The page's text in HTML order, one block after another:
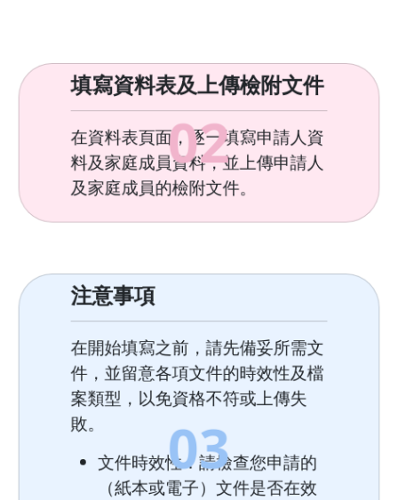
02
填寫資料表及上傳檢附文件
在資料表頁面，逐一填寫申請人資
料及家庭成員資料，並上傳申請人
及家庭成員的檢附文件。
03
注意事項
在開始填寫之前，請先備妥所需文
件，並留意各項文件的時效性及檔
案類型，以免資格不符或上傳失
敗。
文件時效性：請檢查您申請的
（紙本或電子）文件是否在效